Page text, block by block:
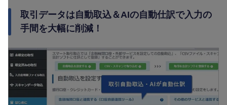
取引データは自動取込＆AIの自動仕訳で入力の
手間を大幅に削減！